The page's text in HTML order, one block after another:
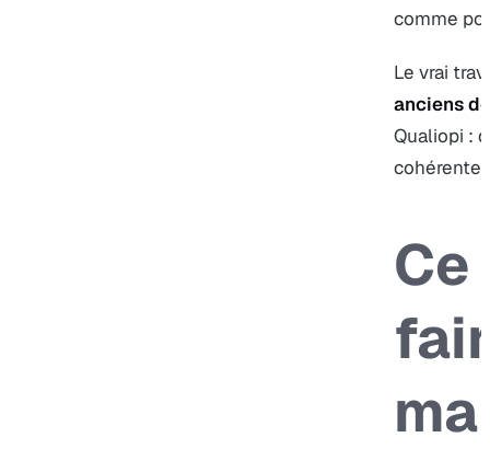
comme
Le vrai
anciens
Qualiopi :
Ce